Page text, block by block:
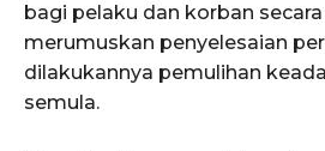
bagi pelaku dan korban
merumuskan penyelesaian
dilakukannya pemulihan
semula.